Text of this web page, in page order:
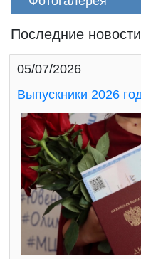
Последние новости
05/07/2026
Выпускники 2026